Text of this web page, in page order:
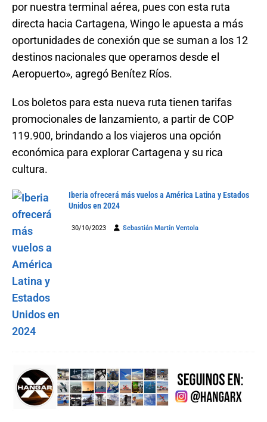
por nuestra terminal aérea, pues con esta ruta
directa hacia Cartagena, Wingo le apuesta a más
oportunidades de conexión que se suman a los 12
destinos nacionales que operamos desde el
Aeropuerto», agregó Benítez Ríos.
Los boletos para esta nueva ruta tienen tarifas
promocionales de lanzamiento, a partir de COP
119.900, brindando a los viajeros una opción
económica para explorar Cartagena y su rica
cultura.
Iberia ofrecerá más vuelos a América Latina y Estados
Unidos en 2024
30/10/2023 Sebastián Martín Ventola